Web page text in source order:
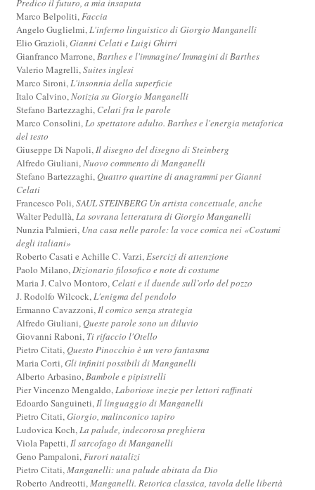
Predico il futuro, a mia insaputa
Marco Belpoliti,Faccia
Angelo Guglielmi,L'inferno linguistico di Giorgio Manganelli
Elio Grazioli,Gianni Celati e Luigi Ghirri
Gianfranco Marrone,Barthes e l'immagine/ Immagini di Barthes
Valerio Magrelli,Suites inglesi
Marco Sironi,L'insonnia della superficie
Italo Calvino,Notizia su Giorgio Manganelli
Stefano Bartezzaghi, Celati fra le parole
Marco Consolini,Lo spettatore adulto. Barthes e l'energia metaforica
del testo
Giuseppe Di Napoli,Il disegno del disegno di Steinberg
Alfredo Giuliani,Nuovo commento di Manganelli
Stefano Bartezzaghi,Quattro quartine di anagrammi per Gianni
Celati
Francesco Poli,SAUL STEINBERG Un artista concettuale, anche
Walter Pedullà,La sovrana letteratura di Giorgio Manganelli
Nunzia Palmieri, Una casa nelle parole: la voce comica nei «Costumi
degli italiani»
Roberto Casati e Achille C. Varzi,Esercizi di attenzione
Paolo Milano,Dizionario filosofico e note di costume
Maria J. Calvo Montoro, Celati e il duende sull’orlo del pozzo
J. Rodolfo Wilcock,L'enigma del pendolo
Ermanno Cavazzoni,Il comico senza strategia
Alfredo Giuliani,Queste parole sono un diluvio
Giovanni Raboni, Ti rifaccio l'Otello
Pietro Citati,Questo Pinocchio è un vero fantasma
Maria Corti,Gli infiniti possibili di Manganelli
Alberto Arbasino,Bambole e pipistrelli
Pier Vincenzo Mengaldo,Laboriose inezie per lettori raffinati
Edoardo Sanguineti,Il linguaggio di Manganelli
Pietro Citati,Giorgio, malinconico tapiro
Ludovica Koch,La palude, indecorosa preghiera
Viola Papetti,Il sarcofago di Manganelli
Geno Pampaloni,Furori natalizi
Pietro Citati,Manganelli: una palude abitata da Dio
Roberto Andreotti,Manganelli. Retorica classica, tavola delle libertà